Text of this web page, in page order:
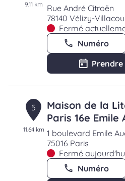
9.11 km
Rue André Citroën
78140 Vélizy-
Fermé
Numéro
5
11.64 km
Maison de la
Paris 16e Emile
1 boulevard Emile
75016 Paris
Fermé
Numéro